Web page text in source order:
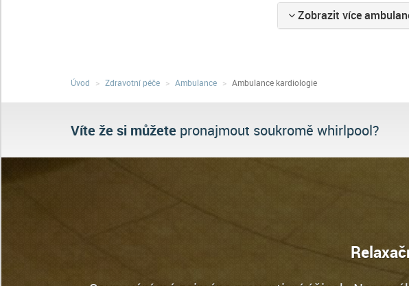
Zobrazit více
Úvod Zdravotní péče Ambulance Ambulance kardiologie
Víte že si můžete pronajmout soukromě whirlpool?